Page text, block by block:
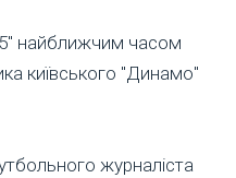
найближчим часом
київського "Динамо"
журналіста